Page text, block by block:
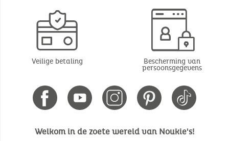
Veilige betaling Bescherming van
persoonsgegevens
Welkom in de zoete wereld van Noukie's!